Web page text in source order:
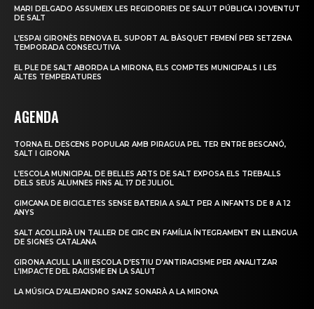
MARI DELGADO ASSUMEIX LES REGIDORIES DE SALUT PÚBLICA I JOVENTUT
DE SALT
L’ESPAI GIRONÈS RENOVA EL SUPORT AL BÀSQUET FEMENÍ PER SETZENA
TEMPORADA CONSECUTIVA
EL PLE DE SALT ABORDA LA MIRONA, ELS COMPTES MUNICIPALS I LES
ALTES TEMPERATURES
AGENDA
TORNA EL DESCENS POPULAR AMB PIRAGUA PEL TER ENTRE BESCANÓ,
SALT I GIRONA
L’ESCOLA MUNICIPAL DE BELLES ARTS DE SALT EXPOSA ELS TREBALLS
DELS SEUS ALUMNES FINS AL 17 DE JULIOL
GIMCANA DE BICICLETES SENSE BATERIA A SALT PER A INFANTS DE 8 A 12
ANYS
SALT ACOLLIRÀ UN TALLER DE CIRC EN FAMÍLIA ÍNTEGRAMENT EN LLENGUA
DE SIGNES CATALANA
GIRONA ACULL LA III ESCOLA D’ESTIU D’ANTIRACISME PER ANALITZAR
L’IMPACTE DEL RACISME EN LA SALUT
LA MÚSICA D’ALEJANDRO SANZ SONARÀ A LA MIRONA